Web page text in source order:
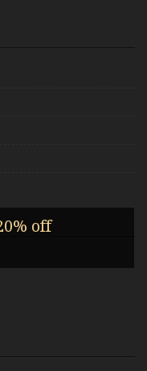
off